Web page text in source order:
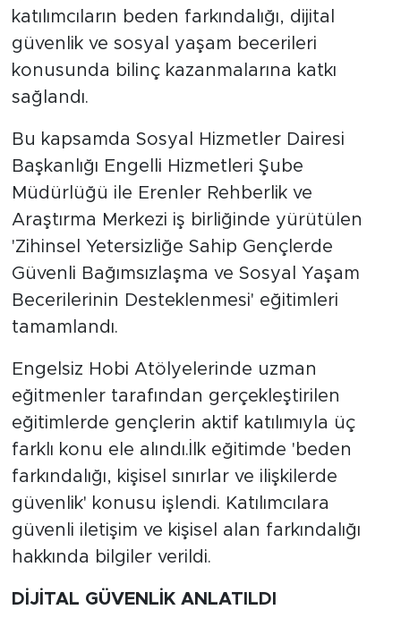
katılımcıların beden farkındalığı, dijital
güvenlik ve sosyal yaşam becerileri
konusunda bilinç kazanmalarına katkı
sağlandı.
Bu kapsamda Sosyal Hizmetler Dairesi
Başkanlığı Engelli Hizmetleri Şube
Müdürlüğü ile Erenler Rehberlik ve
Araştırma Merkezi iş birliğinde yürütülen
'Zihinsel Yetersizliğe Sahip Gençlerde
Güvenli Bağımsızlaşma ve Sosyal Yaşam
Becerilerinin Desteklenmesi' eğitimleri
tamamlandı.
Engelsiz Hobi Atölyelerinde uzman
eğitmenler tarafından gerçekleştirilen
eğitimlerde gençlerin aktif katılımıyla üç
farklı konu ele alındı.İlk eğitimde 'beden
farkındalığı, kişisel sınırlar ve ilişkilerde
güvenlik' konusu işlendi. Katılımcılara
güvenli iletişim ve kişisel alan farkındalığı
hakkında bilgiler verildi.
DİJİTAL GÜVENLİK ANLATILDI